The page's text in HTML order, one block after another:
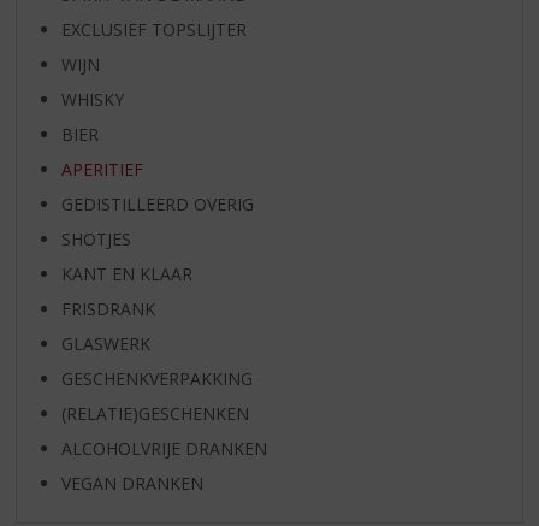
EXCLUSIEF TOPSLIJTER
WIJN
WHISKY
BIER
APERITIEF
GEDISTILLEERD OVERIG
SHOTJES
KANT EN KLAAR
FRISDRANK
GLASWERK
GESCHENKVERPAKKING
(RELATIE)GESCHENKEN
ALCOHOLVRIJE DRANKEN
VEGAN DRANKEN